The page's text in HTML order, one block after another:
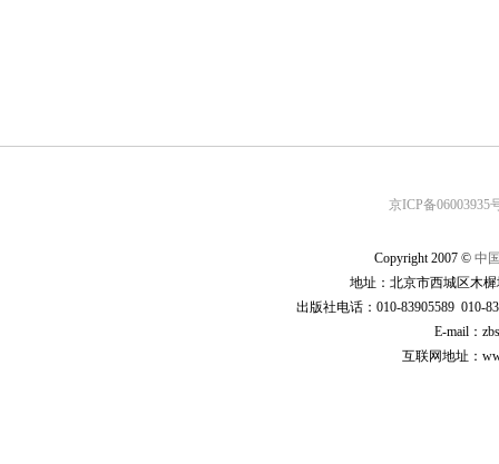
京ICP备06003935
Copyright 2007 © 中
地址：北京市西城区木
出版社电话：010-83905589 010-
E-mail：
互联网地址：